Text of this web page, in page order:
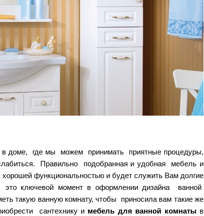
в доме, где мы можем принимать приятные процедуры,
Правильно подобранная и удобная мебель и
функциональностью и будет служить Вам долгие
ключевой момент в оформлении дизайна ванной
такую ванную комнату, чтобы приносила вам такие же
сантехнику и мебель для ванной комнаты в